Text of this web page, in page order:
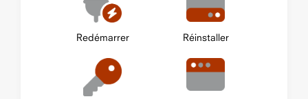
Redémarrer Réinstaller